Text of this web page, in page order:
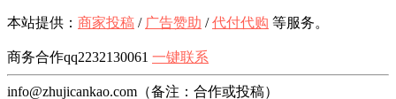
本站提供： 商家投稿 / 广告赞助 /代付代购 等服务。
商务合作qq2232130061 一键联系
info@zhujicankao.com（备注：合作或投稿）